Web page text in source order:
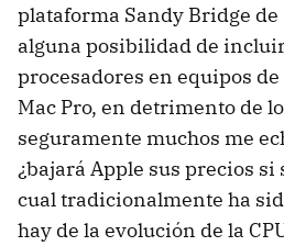
plataforma Sandy Bridge de
alguna posibilidad de
procesadores en equipos
Mac Pro, en detrimento de
seguramente muchos me
¿bajará Apple sus precios si
cual tradicionalmente ha
hay de la evolución de la